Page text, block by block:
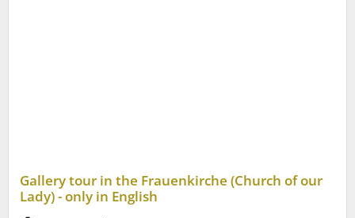
Gallery tour in the Frauenkirche (Church of our
Lady) - only in English